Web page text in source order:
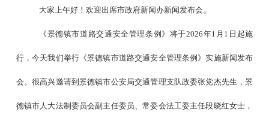
大家上午好！欢迎出席市政府新闻办新闻发布会。
《景德镇市道路交通安全管理条例》将于2026年1 月 1 日起施
行，今天我们举行《景德镇市道路交通安全管理条例》实施新闻发布
会。很高兴邀请到景德镇市公安局交通管理支队政委张党杰先生，景
德镇市人大法制委员会副主任委员、常委会法工委主任段晓红女士，